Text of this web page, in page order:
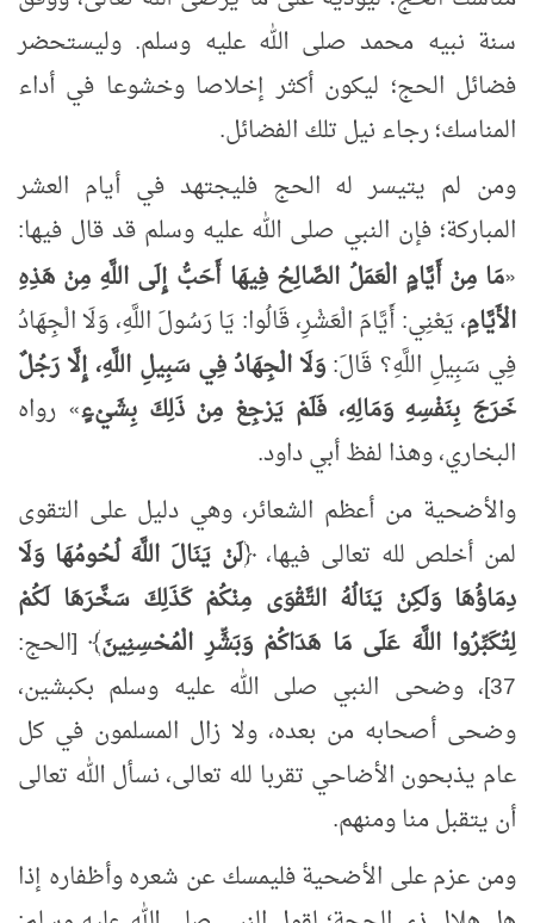
سنة نبيه محمد صلى الله عليه وسلم. وليستحضر
فضائل الحج؛ ليكون أكثر إخلاصا وخشوعا في أداء
المناسك؛ رجاء نيل تلك الفضائل.
ومن لم يتيسر له الحج فليجتهد في أيام العشر
المباركة؛ فإن النبي صلى الله عليه وسلم قد قال فيها:
«مَامِنْأَيَّامٍالْعَمَلُ الصَّالِحُ فِيهَا أَحَبُّ إِلَى اللَّهِ مِنْ هَذِهِ
الْأَيَّامِ، يَعْنِي: أَيَّامَ الْعَشْرِ، قَالُوا: يَا رَسُولَ اللَّهِ، وَلَا الْجِهَادُ
فِي سَبِيلِ اللَّهِ؟ قَالَ:وَلَا الْجِهَادُ فِي سَبِيلِ اللَّهِ، إِلَّا رَجُلٌ
خَرَجَ بِنَفْسِهِ وَمَالِهِ، فَلَمْ يَرْجِعْ مِنْ ذَلِكَ بِشَيْءٍ» رواه
البخاري، وهذا لفظ أبي داود.
والأضحية من أعظم الشعائر، وهي دليل على التقوى
لمن أخلص لله تعالى فيها، ﴿لَنْ يَنَالَ اللَّهَ لُحُومُهَا وَلَا
دِمَاؤُهَا وَلَكِنْ يَنَالُهُ التَّقْوَى مِنْكُمْ كَذَلِكَ سَخَّرَهَا لَكُمْ
لِتُكَبِّرُوا اللَّهَ عَلَى مَا هَدَاكُمْ وَبَشِّرِ الْمُحْسِنِينَ﴾ [الحج:
37]، وضحى النبي صلى الله عليه وسلم بكبشين،
وضحى أصحابه من بعده، ولا زال المسلمون في كل
عام يذبحون الأضاحي تقربا لله تعالى، نسأل الله تعالى
أن يتقبل منا ومنهم.
ومن عزم على الأضحية فليمسك عن شعره وأظفاره إذا